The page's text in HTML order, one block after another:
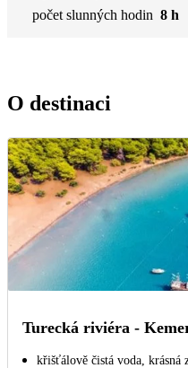
počet slunných hodin 8 h
O destinaci
Turecká riviéra -
křišťálově čistá voda, krásná